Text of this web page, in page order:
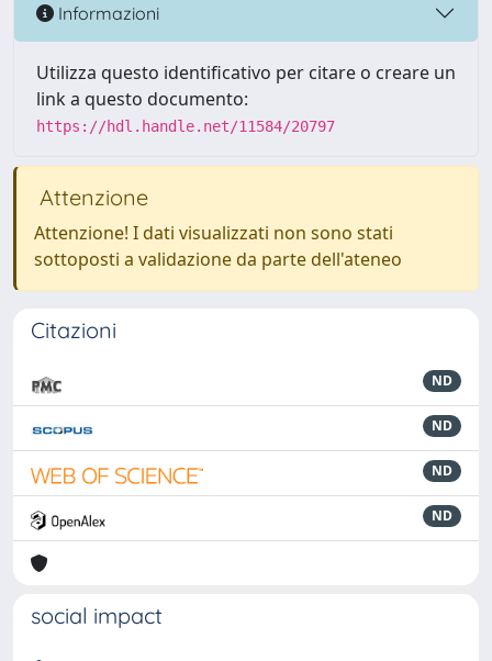
Informazioni
Utilizza questo identificativo per citare o creare un
link a questo documento:
https://hdl.handle.net/11584/20797
Attenzione
Attenzione! I dati visualizzati non sono stati
sottoposti a validazione da parte dell'ateneo
Citazioni
ND
ND
ND
ND
social impact